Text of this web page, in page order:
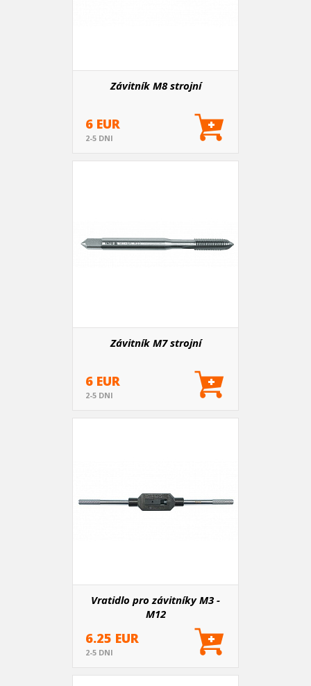
Závitník M8 strojní
6 EUR
2-5 DNI
Závitník M7 strojní
6 EUR
2-5 DNI
Vratidlo pro závitníky M3 -
M12
6.25 EUR
2-5 DNI